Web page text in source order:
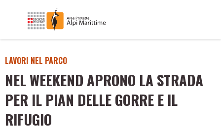
LAVORI NEL PARCO
NEL WEEKEND APRONO LA STRADA
PER IL PIAN DELLE GORRE E IL
RIFUGIO